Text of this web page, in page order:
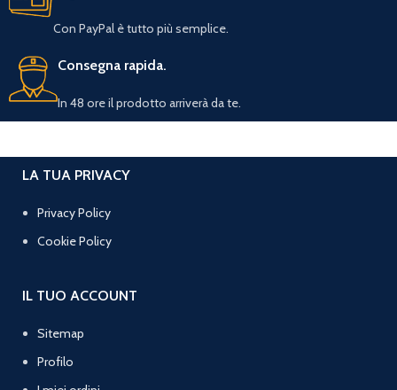
Con PayPal è tutto più semplice.
Consegna rapida.
In 48 ore il prodotto arriverà da te.
LA TUA PRIVACY
Privacy Policy
Cookie Policy
IL TUO ACCOUNT
Sitemap
Profilo